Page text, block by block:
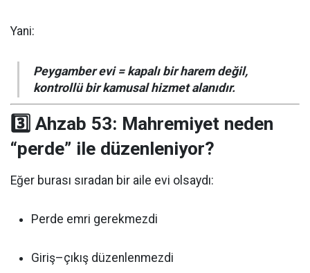
Yani:
Peygamber evi = kapalı bir harem değil,
kontrollü bir kamusal hizmet alanıdır.
3️⃣ Ahzab 53: Mahremiyet neden
“perde” ile düzenleniyor?
Eğer burası sıradan bir aile evi olsaydı:
Perde emri gerekmezdi
Giriş–çıkış düzenlenmezdi